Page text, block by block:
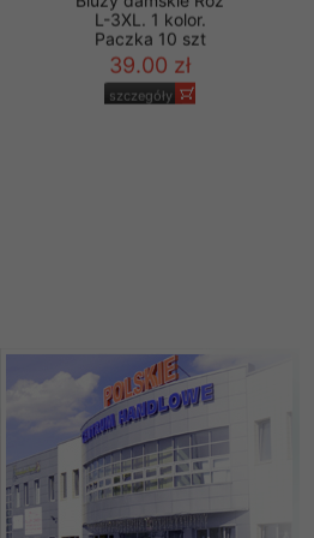
Bluzy damskie Roz
L-3XL. 1 kolor.